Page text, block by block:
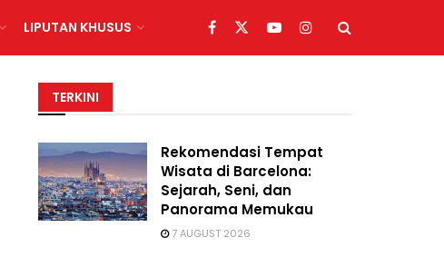
LIPUTAN KHUSUS
TERKINI
Rekomendasi Tempat
Wisata di Barcelona:
Sejarah, Seni, dan
Panorama Memukau
7 AUGUST 2026